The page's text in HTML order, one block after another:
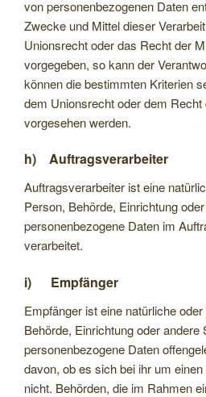
von personenbezogenen Daten
Zwecke und Mittel dieser
Unionsrecht oder das Recht der
vorgegeben, so kann der
können die bestimmten Kriterien
dem Unionsrecht oder dem
vorgesehen werden.
h) Auftragsverarbeiter
Auftragsverarbeiter ist eine
Person, Behörde, Einrichtung
personenbezogene Daten im
verarbeitet.
i) Empfänger
Empfänger ist eine natürliche
Behörde, Einrichtung oder andere
personenbezogene Daten
davon, ob es sich bei ihr um
nicht. Behörden, die im Rahmen